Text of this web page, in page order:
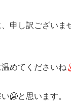
申し訳ござい
めてくださいね
🥶と思います。